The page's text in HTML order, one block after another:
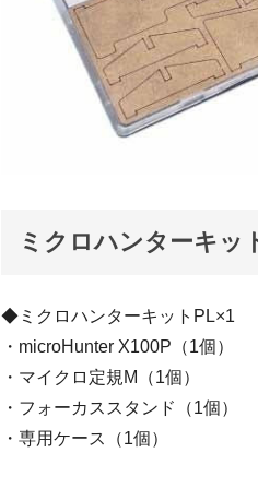
ミクロハンターキッ
◆ミクロハンターキットPL×1
・microHunter X100P（1個）
・マイクロ定規M（1個）
・フォーカススタンド（1個）
・専用ケース（1個）